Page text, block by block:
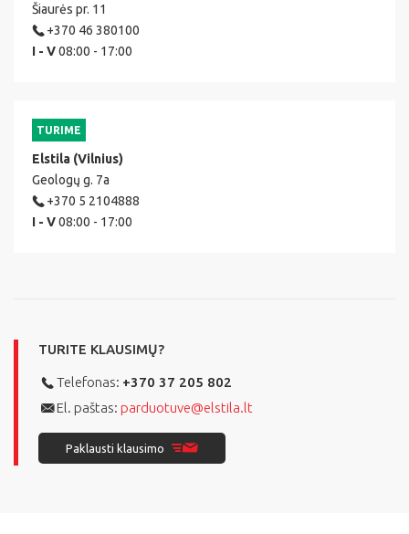
Šiaurės pr. 11
+370 46 380100
I - V08:00 - 17:00
TURIME
Elstila (Vilnius)
Geologų g. 7a
+370 5 2104888
I - V08:00 - 17:00
TURITE KLAUSIMŲ?
Telefonas: +370 37 205 802
El. paštas: parduotuve@elstila.lt
Paklausti klausimo